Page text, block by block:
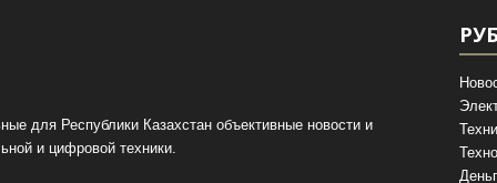
для Республики Казахстан объективные новости и
и цифровой техники.